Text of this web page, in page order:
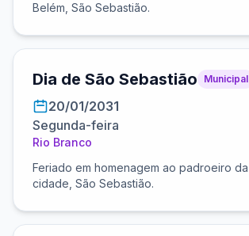
Belém, São Sebastião.
Dia de São Sebastião Municipal
20/01/2031
Segunda-feira
Rio Branco
Feriado em homenagem ao padroeiro da
cidade, São Sebastião.